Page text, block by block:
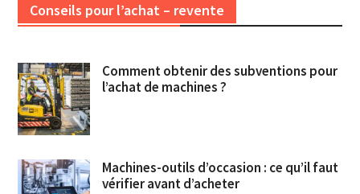
Conseils pour l’achat – revente
Comment obtenir des subventions pour
l’achat de machines ?
Machines-outils d’occasion : ce qu’il faut
vérifier avant d’acheter